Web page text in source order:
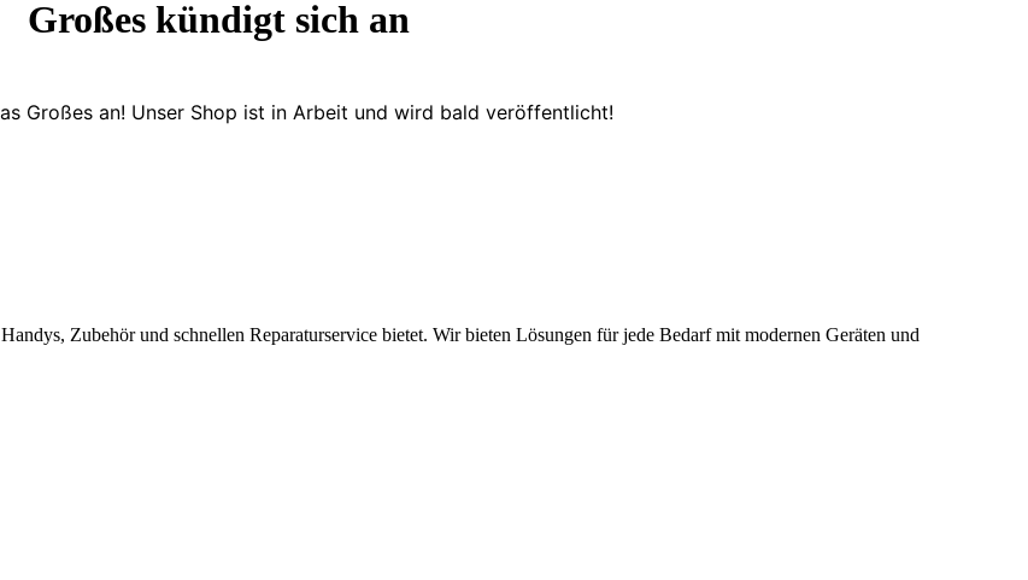
Großes kündigt sich an
Großes an! Unser Shop ist in Arbeit und wird bald veröffentlicht!
Zubehör und schnellen Reparaturservice bietet. Wir bieten Lösungen für jede Bedarf mit modernen Geräten und